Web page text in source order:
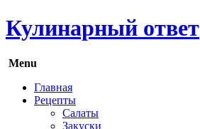
Кулинарный ответ
Menu
Главная
Рецепты
Салаты
Закуски